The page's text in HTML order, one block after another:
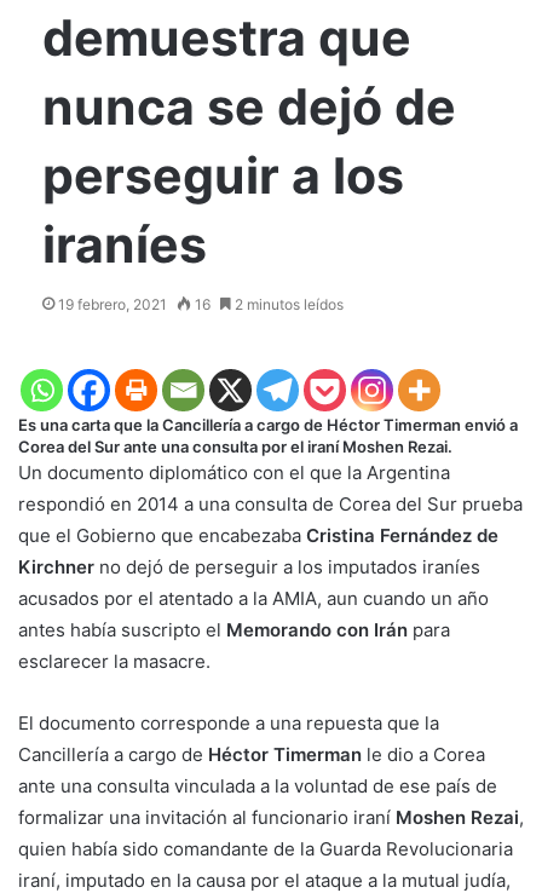
demuestra que
nunca se dejó de
perseguir a los
iraníes
19 febrero, 2021 16 2 minutos leídos
Es una carta que la Cancillería a cargo de Héctor Timerman envió a
Corea del Sur ante una consulta por el iraní Moshen Rezai.
Un documento diplomático con el que la Argentina
respondió en 2014 a una consulta de Corea del Sur prueba
que el Gobierno que encabezaba Cristina Fernández de
Kirchner no dejó de perseguir a los imputados iraníes
acusados por el atentado a la AMIA, aun cuando un año
antes había suscripto el Memorando con Irán para
esclarecer la masacre.
El documento corresponde a una repuesta que la
Cancillería a cargo de Héctor Timerman le dio a Corea
ante una consulta vinculada a la voluntad de ese país de
formalizar una invitación al funcionario iraní Moshen Rezai,
quien había sido comandante de la Guarda Revolucionaria
iraní, imputado en la causa por el ataque a la mutual judía,